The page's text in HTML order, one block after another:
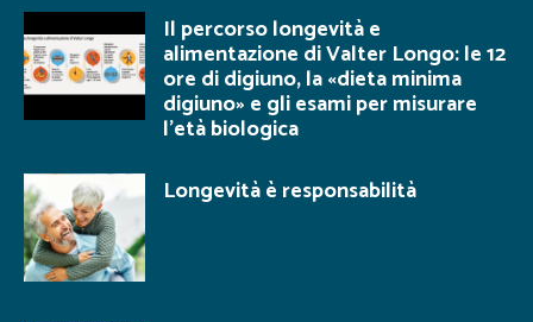
Il percorso longevità e
alimentazione di Valter Longo: le 12
ore di digiuno, la «dieta minima
digiuno» e gli esami per misurare
l’età biologica
Longevità è responsabilità